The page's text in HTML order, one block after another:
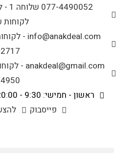
לקוחות
ראשון - חמישי: 9:30 - 20:00
פייסבוק